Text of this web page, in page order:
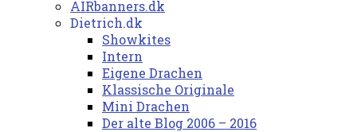
AIRbanners.dk
Dietrich.dk
Showkites
Intern
Eigene Drachen
Klassische Originale
Mini Drachen
Der alte Blog 2006 – 2016